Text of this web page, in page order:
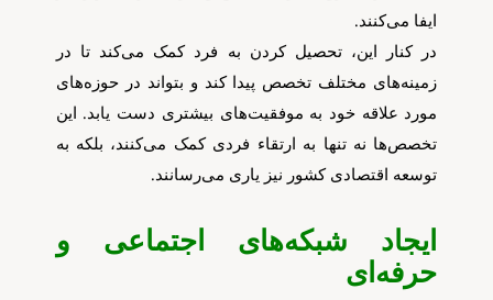
ایفا می‌کنند.
در کنار این، تحصیل کردن به فرد کمک می‌کند تا در
زمینه‌های مختلف تخصص پیدا کند و بتواند در حوزه‌های
مورد علاقه خود به موفقیت‌های بیشتری دست یابد. این
تخصص‌ها نه تنها به ارتقاء فردی کمک می‌کنند، بلکه به
توسعه اقتصادی کشور نیز یاری می‌رسانند.
ایجاد شبکه‌های اجتماعی و
حرفه‌ای